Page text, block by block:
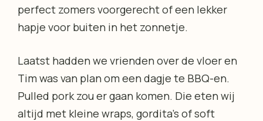
perfect zomers voorgerecht of een lekker
hapje voor buiten in het zonnetje.
Laatst hadden we vrienden over de vloer en
Tim was van plan om een dagje te BBQ-en.
Pulled pork zou er gaan komen. Die eten wij
altijd met kleine wraps, gordita’s of soft